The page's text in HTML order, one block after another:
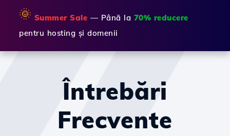
🌞 Summer Sale — Până la 70% reducere
pentru hosting și domenii
Întrebări
Frecvente